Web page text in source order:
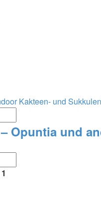
Kakteen- und
Opuntia und
1